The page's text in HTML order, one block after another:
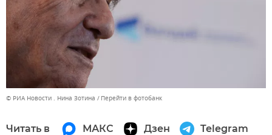
© РИА Новости . Нина Зотина Перейти в фотобанк
Читать в МАКС Дзен Telegram